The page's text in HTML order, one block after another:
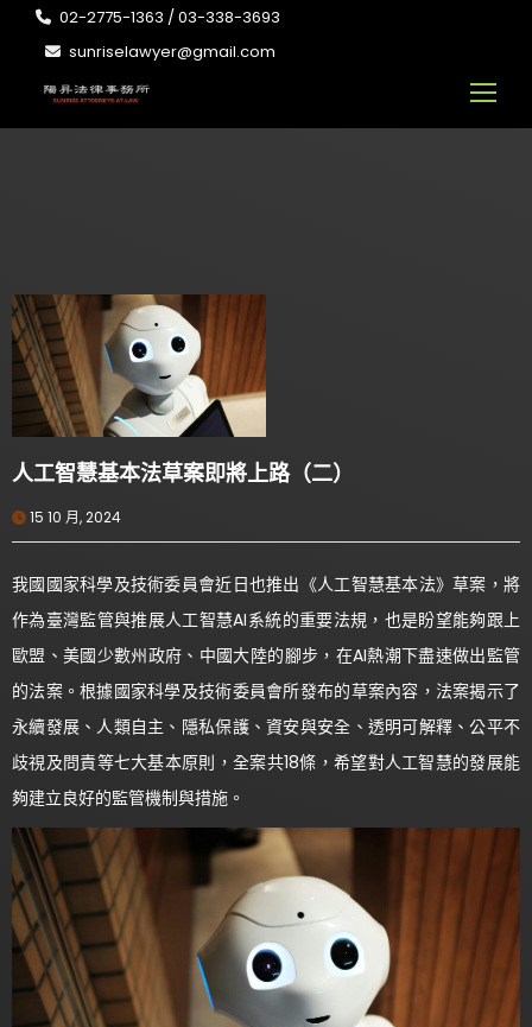
02-2775-1363 / 03-338-3693
sunriselawyer@gmail.com
人工智慧基本法草案即將上路（二）
15 10 月, 2024
我國國家科學及技術委員會近日也推出《人工智慧基本法》草案，將
作為臺灣監管與推展人工智慧AI系統的重要法規，也是盼望能夠跟上
歐盟、美國少數州政府、中國大陸的腳步，在AI熱潮下盡速做出監管
的法案。根據國家科學及技術委員會所發布的草案內容，法案揭示了
永續發展、人類自主、隱私保護、資安與安全、透明可解釋、公平不
歧視及問責等七大基本原則，全案共18條，希望對人工智慧的發展能
夠建立良好的監管機制與措施。